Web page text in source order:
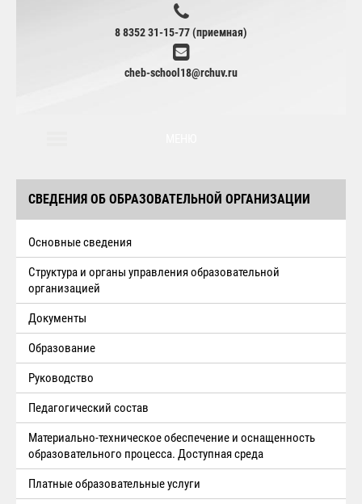
8 8352 31-15-77 (приемная)
cheb-school18@rchuv.ru
СВЕДЕНИЯ ОБ ОБРАЗОВАТЕЛЬНОЙ ОРГАНИЗАЦИИ
Основные сведения
Структура и органы управления образовательной
организацией
Документы
Образование
Руководство
Педагогический состав
Материально-техническое обеспечение и оснащенность
образовательного процесса. Доступная среда
Платные образовательные услуги